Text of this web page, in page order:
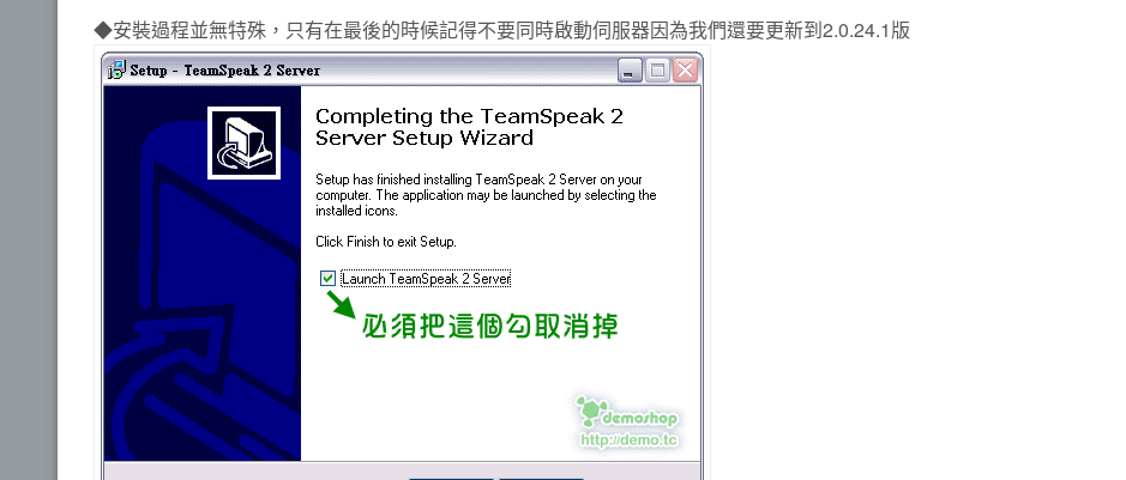
◆安裝過程並無特殊，只有在最後的時候記得不要同時啟動伺服器因為我們還要更新到2.0.24.1版